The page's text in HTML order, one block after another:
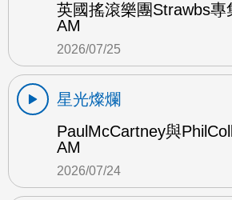
英國搖滾樂團Strawbs專
AM
2026/07/25
星光燦爛
PaulMcCartney與
AM
2026/07/24